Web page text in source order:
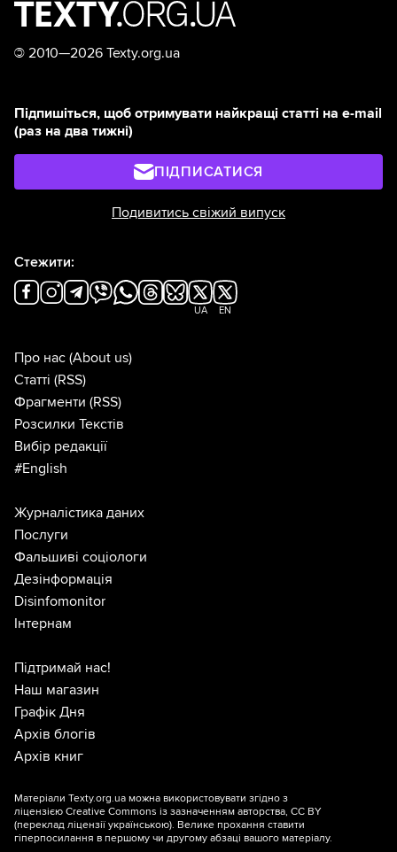
© 2010—2026 Texty.org.ua
Підпишіться, щоб отримувати найкращі статті на e-mail
(раз на два тижні)
ПІДПИСАТИСЯ
Подивитись свіжий випуск
Стежити:
UA EN
Про нас (About us)
Статті (RSS)
Фрагменти (RSS)
Розсилки Текстів
Вибір редакції
#English
Журналістика даних
Послуги
Фальшиві соціологи
Дезінформація
Disinfomonitor
Інтернам
Підтримай нас!
Наш магазин
Графік Дня
Архів блогів
Архів книг
Матеріали Texty.org.ua можна використовувати згідно з
ліцензією Creative Commons із зазначенням авторства, CC BY
(переклад ліцензії українською). Велике прохання ставити
гіперпосилання в першому чи другому абзаці вашого матеріалу.